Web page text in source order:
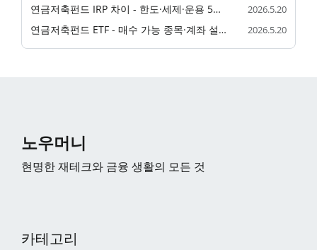
연금저축펀드 IRP 차이 - 한도·세제·운용 5분 비교 2026.5.20
연금저축펀드 ETF - 매수 가능 종목·계좌 설정 완벽 정리 2026.5.20
노우머니
현명한 재테크와 금융 생활의 모든 것
카테고리